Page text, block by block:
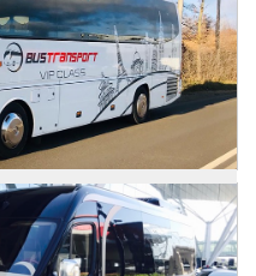
Atego